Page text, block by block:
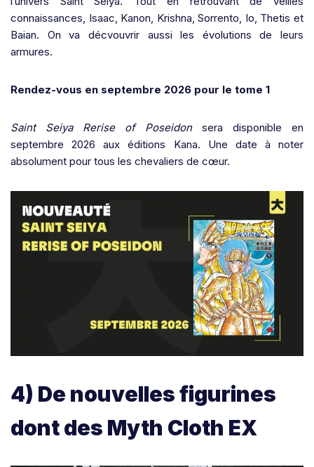
connaissances, Isaac, Kanon, Krishna, Sorrento, Io, Thetis et
Baian. On va décvouvrir aussi les évolutions de leurs
armures.
Rendez-vous en septembre 2026 pour le tome 1
Saint Seiya Rerise of Poseidonsera disponible en
septembre 2026 aux éditions Kana. Une date à noter
absolument pour tous les chevaliers de cœur.
4) De nouvelles figurines
dont des Myth Cloth EX